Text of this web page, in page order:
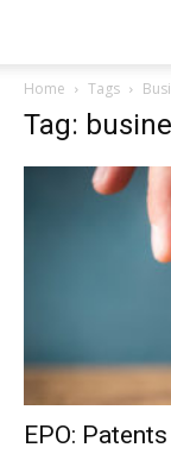
Home Tags
Tag:
EPO: